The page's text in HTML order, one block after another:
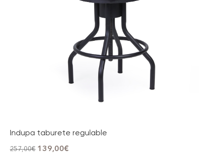
Indupa taburete regulable
257,00€ 139,00€